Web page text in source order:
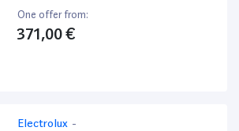
Largeur : 39.7 Cm - Profondeur : 59.9
Cm - Hauteur : 90.8 Cm - Chargement
One offer from:
371,00 €
Electrolux -